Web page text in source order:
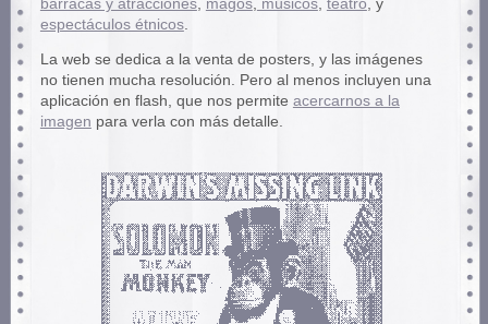
barracas y atracciones, magos, músicos, teatro , y
espectáculos étnicos.
La web se dedica a la venta de posters, y las imágenes
no tienen mucha resolución. Pero al menos incluyen una
aplicación en flash, que nos permite acercarnos a la
imagen para verla con más detalle.